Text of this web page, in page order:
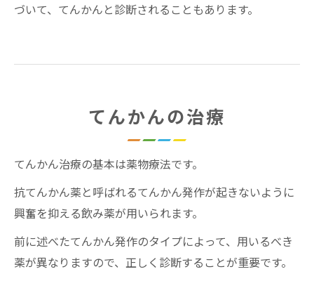
づいて、てんかんと診断されることもあります。
てんかんの治療
てんかん治療の基本は薬物療法です。
抗てんかん薬と呼ばれるてんかん発作が起きないように
興奮を抑える飲み薬が用いられます。
前に述べたてんかん発作のタイプによって、用いるべき
薬が異なりますので、正しく診断することが重要です。